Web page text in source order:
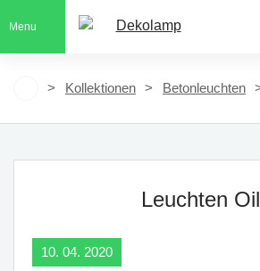
Menu
Kollektionen Betonleuchten
Leuchten Oil
10. 04. 2020